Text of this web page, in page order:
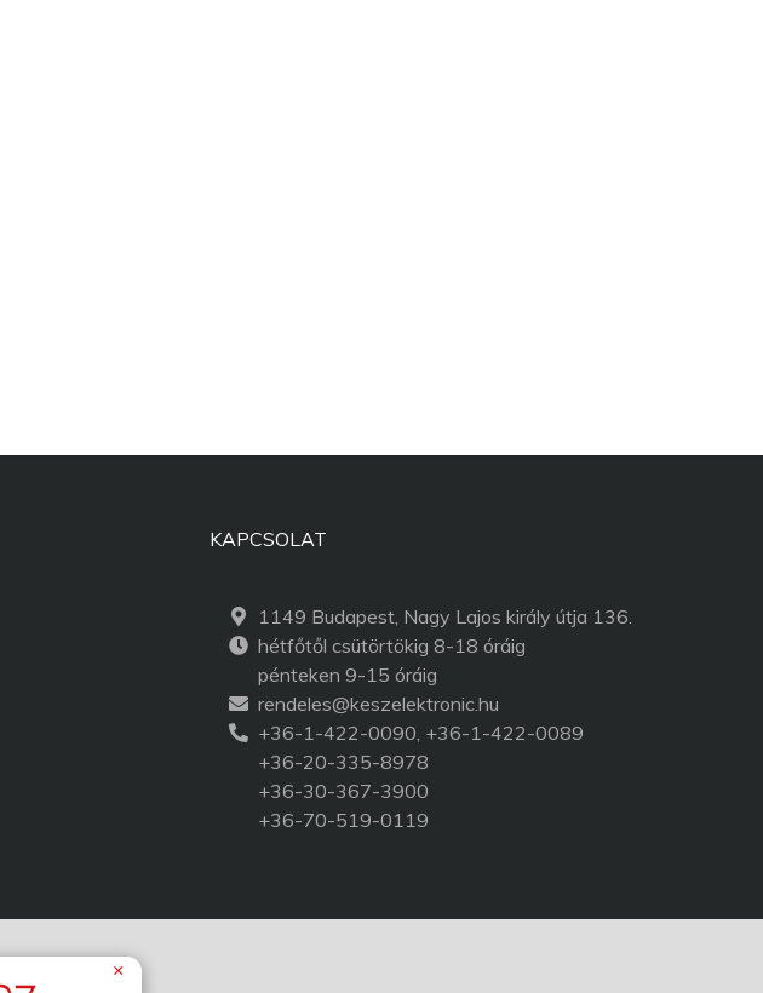
KAPCSOLAT
1149 Budapest, Nagy Lajos király útja 136.
hétfőtől csütörtökig 8-18 óráig
pénteken 9-15 óráig
rendeles@keszelektronic.hu
+36-1-422-0090, +36-1-422-0089
+36-20-335-8978
+36-30-367-3900
+36-70-519-0119
×